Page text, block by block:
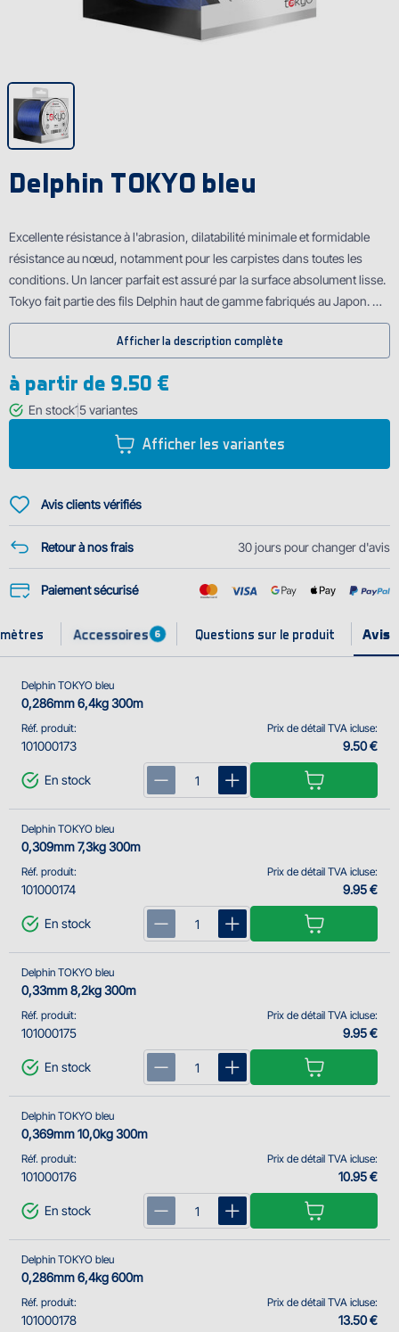
Delphin TOKYO bleu
Excellente résistance à l'abrasion, dilatabilité minimale et formidable
résistance au nœud, notamment pour les carpistes dans toutes les
conditions. Un lancer parfait est assuré par la surface absolument lisse.
Tokyo fait partie des fils Delphin haut de gamme fabriqués au Japon.
Parfait pour les lancers et aussi pour le bobinage. Disponible en cinq
dimensions, le plus fin est 0,261 mm notamment pour les lancers à
terrains difficiles. Un fil souple et extrêmement fort, c'est TOKYO.
0.33mm/18lbs, 0.369mm/22lbs
Afficher la description complète
à partir de 9.50 €
En stock15variantes
Afficher les variantes
Avis clients vérifiés
Retour à nos frais 30 jours pour changer d'avis
Paiement sécurisé
Accessoires 6 Questions sur le produit
Réf. produit:
101000173
Delphin TOKYO bleu
0,286mm 6,4kg 300m
Prix de détail TVA icluse:
9.50 €
En stock
Réf. produit:
101000174
Delphin TOKYO bleu
0,309mm 7,3kg 300m
Prix de détail TVA icluse:
9.95 €
En stock
Réf. produit:
101000175
Delphin TOKYO bleu
0,33mm 8,2kg 300m
Prix de détail TVA icluse:
9.95 €
En stock
Réf. produit:
101000176
Delphin TOKYO bleu
0,369mm 10,0kg 300m
Prix de détail TVA icluse:
10.95 €
En stock
Réf. produit:
101000178
Delphin TOKYO bleu
0,286mm 6,4kg 600m
Prix de détail TVA icluse:
13.50 €